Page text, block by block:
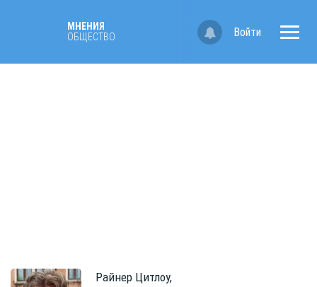
МНЕНИЯ
ОБЩЕСТВО
Войти
Райнер Цитлоу,